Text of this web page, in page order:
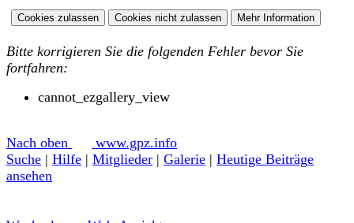
Bitte korrigieren Sie die folgenden Fehler bevor Sie
fortfahren:
cannot_ezgallery_view
Nach oben
www.gpz.info
Suche | Hilfe | Mitglieder | Galerie | Heutige Beiträge
ansehen